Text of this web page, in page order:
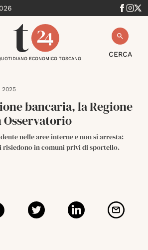
CERCA
ECONOMICO TOSCANO
2025
bancaria, la Regione
nelle aree interne e non si arresta:
risiedono in comuni privi di sportello.